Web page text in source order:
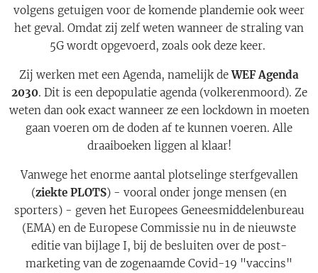
volgens getuigen voor de komende plandemie ook weer
het geval. Omdat zij zelf weten wanneer de straling van
5G wordt opgevoerd, zoals ook deze keer.
Zij werken met een Agenda, namelijk deWEF Agenda
2030. Dit is een depopulatie agenda (volkerenmoord). Ze
weten dan ook exact wanneer ze een lockdown in moeten
gaan voeren om de doden af te kunnen voeren. Alle
draaiboeken liggen al klaar!
Vanwege het enorme aantal plotselinge sterfgevallen
(ziekte PLOTS) - vooral onder jonge mensen (en
sporters) - geven het Europees Geneesmiddelenbureau
(EMA) en de Europese Commissie nu in de nieuwste
editie van bijlage I, bij de besluiten over de post-
marketing van de zogenaamde Covid-19 "vaccins"